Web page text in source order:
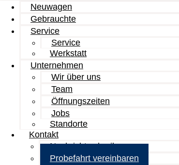
Neuwagen
Gebrauchte
Service
Service
Werkstatt
Unternehmen
Wir über uns
Team
Öffnungszeiten
Jobs
Standorte
Kontakt
Nachricht schreiben
Probefahrt vereinbaren